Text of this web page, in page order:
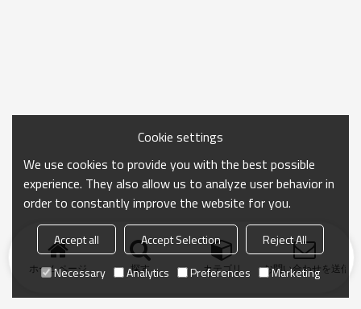
ホームページ 探す カテゴリ お問い合わせを送信
Cookie settings
We use cookies to provide you with the best possible
experience. They also allow us to analyze user behavior in
order to constantly improve the website for you.
Accept all Accept Selection
Reject All
Necessary
Analytics Preferences Marketing